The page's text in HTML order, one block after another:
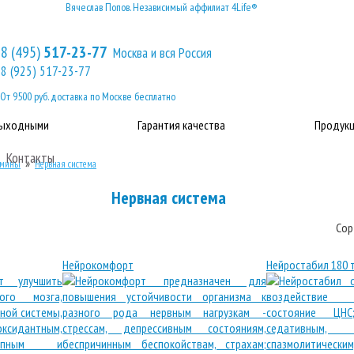
Контакты
Гарантия качества
8 (495)517-23-77 Москва и вся Россия
8 (925) 517-23-77
От 9500 руб. доставка по Москве бесплатно
Вячеслав Попов. Независимый аффилиат 4Life®
»Нервная система
Нервная система
Нейрокомфорт Нейростабил 180